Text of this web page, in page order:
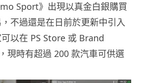
Sport》出現以真金白銀購買
不過還是在日前於更新中引入
以在 PS Store 或 Brand
現時有超過 200 款汽車可供選